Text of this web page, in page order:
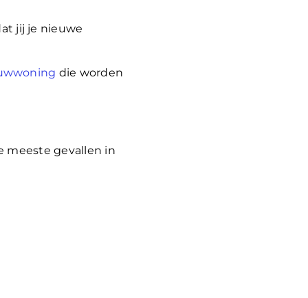
jij je nieuwe
die worden
meeste gevallen in